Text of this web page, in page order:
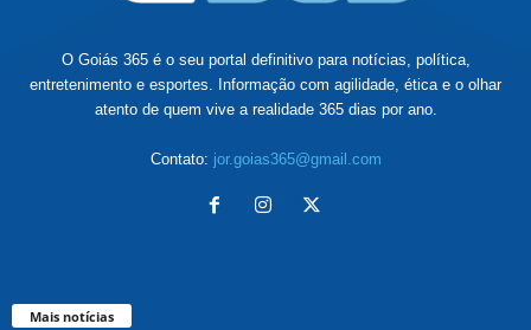
O Goiás 365 é o seu portal definitivo para notícias, política,
entretenimento e esportes. Informação com agilidade, ética e o olhar
atento de quem vive a realidade 365 dias por ano.
Contato: jor.goias365@gmail.com
Mais notícias